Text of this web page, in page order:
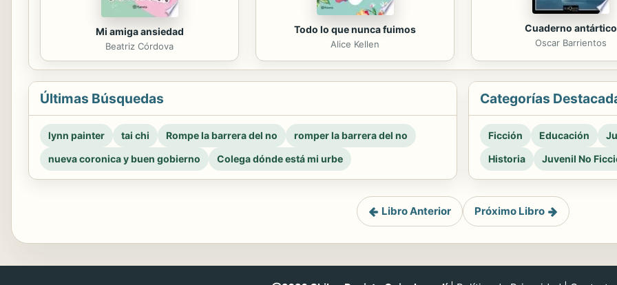
Mi amiga ansiedad
Beatriz Córdova
Todo lo que nunca fuimos
Alice Kellen
Cuaderno antártico
Oscar Barrientos
Últimas Búsquedas
lynn painter tai chi Rompe la barrera del no
romper la barrera del no
nueva coronica y buen gobierno
Colega dónde está mi urbe
Categorías
Ficción Educación
Historia
Juvenil No
Libro Anterior Próximo Libro